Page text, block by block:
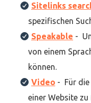
Sitelinks
spezifischen
Speakable -
von einem
können.
Video - Für die
einer Website